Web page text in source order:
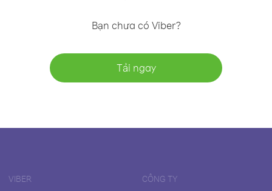
Bạn chưa có Viber?
Tải ngay
VIBER CÔNG TY